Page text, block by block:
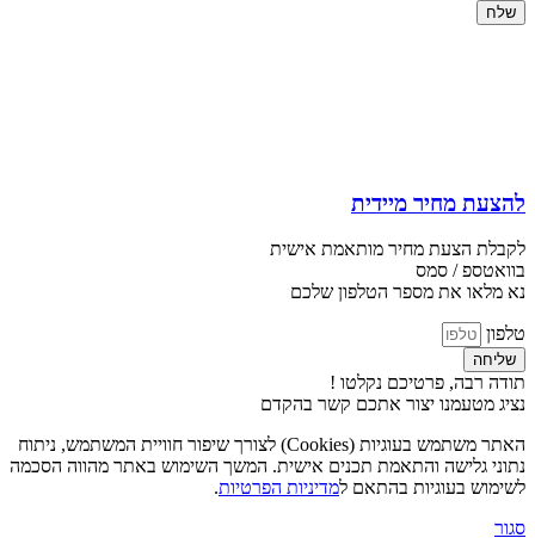
שלח
להצעת מחיר מיידית
לקבלת הצעת מחיר מותאמת אישית
בוואטספ / סמס
נא מלאו את מספר הטלפון שלכם
טלפון
שליחה
תודה רבה, פרטיכם נקלטו !
נציג מטעמנו יצור אתכם קשר בהקדם
האתר משתמש בעוגיות (Cookies) לצורך שיפור חוויית המשתמש, ניתוח
נתוני גלישה והתאמת תכנים אישית. המשך השימוש באתר מהווה הסכמה
לשימוש בעוגיות בהתאם למדיניות הפרטיות.
סגור